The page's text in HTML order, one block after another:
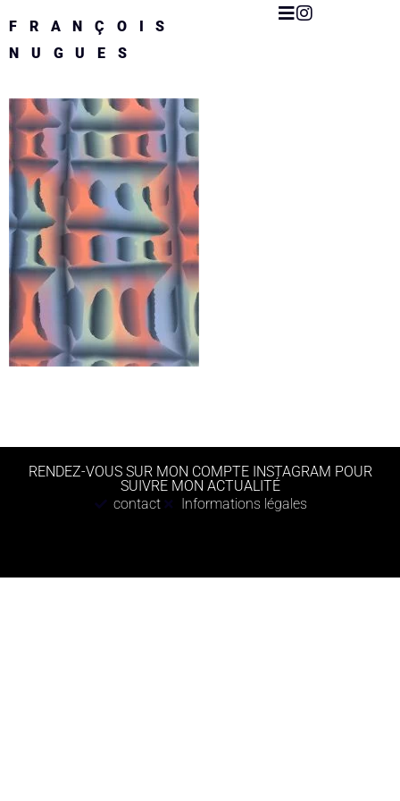
FRANÇOIS
NUGUES
RENDEZ-VOUS SUR MON COMPTE INSTAGRAM POUR
SUIVRE MON ACTUALITÉ
contact
Informations légales